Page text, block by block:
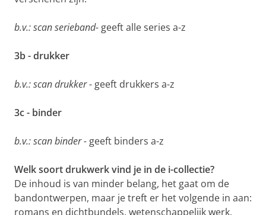
b.v.: scan serieband- geeft alle series a-z
3b - drukker
b.v.: scan drukker - geeft drukkers a-z
3c - binder
b.v.: scan binder - geeft binders a-z
Welk soort drukwerk vind je in de i-collectie?
De inhoud is van minder belang, het gaat om de
bandontwerpen, maar je treft er het volgende in aan:
romans en dichtbundels, wetenschappelijk werk,